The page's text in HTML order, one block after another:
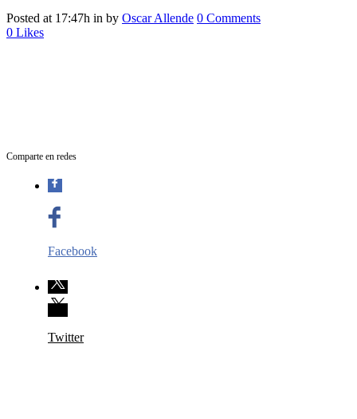
Posted at 17:47h in by Oscar Allende 0 Comments
0 Likes
Comparte en redes
Facebook
Twitter